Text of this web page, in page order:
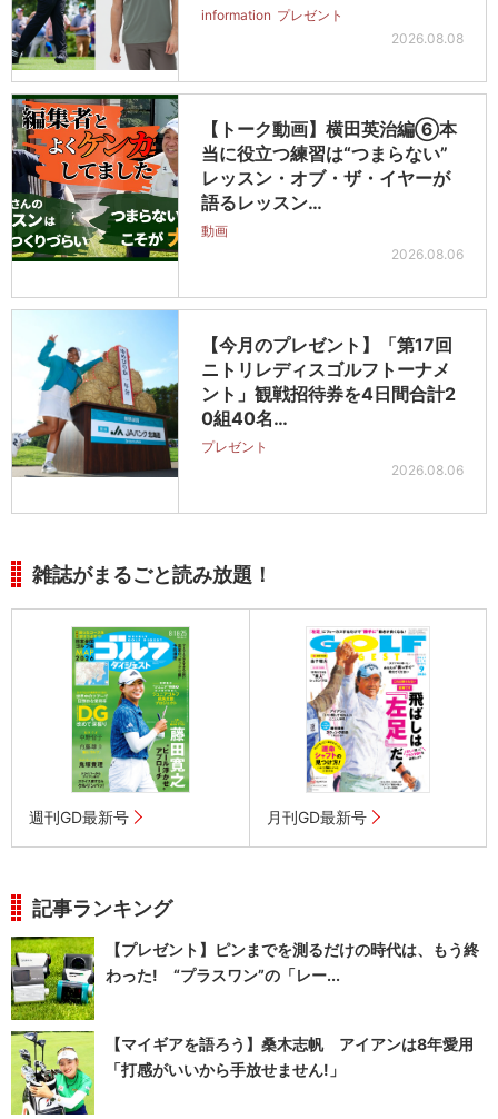
information プレゼント
2026.08.08
【トーク動画】横田英治編⑥本
当に役立つ練習は“つまらない”
レッスン・オブ・ザ・イヤーが
語るレッスン…
動画
2026.08.06
【今月のプレゼント】「第17回
ニトリレディスゴルフトーナメ
ント」観戦招待券を4日間合計2
0組40名…
プレゼント
2026.08.06
雑誌がまるごと読み放題！
週刊GD最新号 月刊GD最新号
記事ランキング
【プレゼント】ピンまでを測るだけの時代は、もう終
わった! “プラスワン”の「レー...
【マイギアを語ろう】桑木志帆 アイアンは8年愛用
「打感がいいから手放せません!」